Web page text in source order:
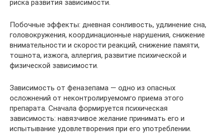
риска развития зависимости.
Побочные эффекты: дневная сонливость, удлинение сна,
головокружения, координационные нарушения, снижение
внимательности и скорости реакций, снижение памяти,
тошнота, изжога, аллергия, развитие психической и
физической зависимости.
Зависимость от феназепама — одно из опасных
осложнений от неконтролируемомго приема этого
препарата. Сначала формируется психическая
зависимость: навязчивое желание принимать его и
испытывание удовлетворения при его употреблении.